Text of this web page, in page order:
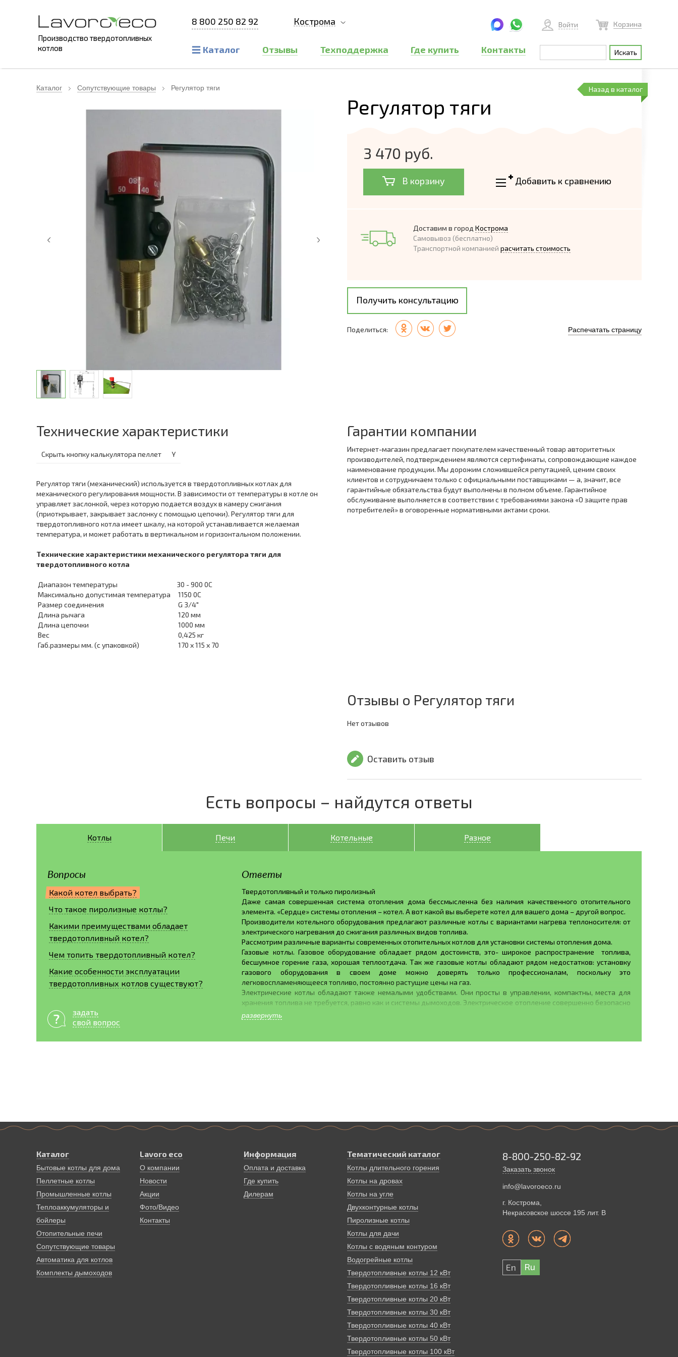
Производство твердотопливных
котлов
8 800 250 82 92 Кострома Войти Корзина
Каталог Отзывы Техподдержка Где купить Контакты
Каталог Сопутствующие товары Регулятор тяги Назад в каталог
Регулятор тяги
3 470 руб.
В корзину Добавить к сравнению
Доставим в город Кострома
Самовывоз (бесплатно)
Транспортной компанией расчитать стоимость
Получить консультацию
Поделиться: Распечатать страницу
Технические характеристики
Скрыть кнопку калькулятора пеллет Y
Регулятор тяги (механический) используется в твердотопливных котлах для
механического регулирования мощности. В зависимости от температуры в котле он
управляет заслонкой, через которую подается воздух в камеру сжигания
(приоткрывает, закрывает заслонку с помощью цепочки). Регулятор тяги для
твердотопливного котла имеет шкалу, на которой устанавливается желаемая
температура, и может работать в вертикальном и горизонтальном положении.
Технические характеристики механического регулятора тяги для
твердотопливного котла
Диапазон температуры
30 - 900 0С
Максимально допустимая температура 1150 0С
Размер соединения
G 3/4"
Длина рычага
120 мм
Длина цепочки
1000 мм
Вес
0,425 кг
Габ.размеры мм. (с упаковкой)
170 х 115 х 70
Гарантии компании
Интернет-магазин предлагает покупателем качественный товар авторитетных
производителей, подтверждением являются сертификаты, сопровождающие каждое
наименование продукции. Мы дорожим сложившейся репутацией, ценим своих
клиентов и сотрудничаем только с официальными поставщиками — а, значит, все
гарантийные обязательства будут выполнены в полном объеме. Гарантийное
обслуживание выполняется в соответствии с требованиями закона «О защите прав
потребителей» в оговоренные нормативными актами сроки.
Отзывы о Регулятор тяги
Нет отзывов
Оставить отзыв
Есть вопросы – найдутся ответы
Котлы Печи Котельные Разное
Вопросы
Какой котел выбрать?
Что такое пиролизные котлы?
Какими преимуществами обладает
твердотопливный котел?
Чем топить твердотопливный котел?
Какие особенности эксплуатации
твердотопливных котлов существуют?
задать
свой вопрос
Ответы
Твердотопливный и только пиролизный
Даже самая совершенная система отопления дома бессмысленна без наличия качественного отопительного
элемента. «Сердце» системы отопления – котел. А вот какой вы выберете котел для вашего дома – другой вопрос.
Производители котельного оборудования предлагают различные котлы с вариантами нагрева теплоносителя: от
электрического нагревания до сжигания различных видов топлива.
Рассмотрим различные варианты современных отопительных котлов для установки системы отопления дома.
Газовые котлы. Газовое оборудование обладает рядом достоинств, это- широкое распространение топлива,
бесшумное горение газа, хорошая теплоотдача. Так же газовые котлы обладают рядом недостатков: установку
газового оборудования в своем доме можно доверять только профессионалам, поскольку это
легковоспламеняющееся топливо, постоянно растущие цены на газ.
Электрические котлы обладают также немалыми удобствами. Они просты в управлении, компактны, места для
хранения топлива не требуется, равно как и системы дымоходов. Электрическое отопление совершенно безопасно
для окружающей среды. Но и у электрических котлов есть свои минусы. Во-первых, это дороговизна ресурса. Во-
вторых, электричество есть не везде, где-то случаются частые перебои с подачей электроэнергии, которые могут
подходит не для всех регионов.
пиролизных котлов достигает 85%. Эти котлы имеют терморегуляторы и надежные системы безопасности. Время
развернуть
Каталог
Бытовые котлы для дома
Пеллетные котлы
Промышленные котлы
Теплоаккумуляторы и
бойлеры
Отопительные печи
Сопутствующие товары
Автоматика для котлов
Комплекты дымоходов
Lavoro eco
О компании
Новости
Акции
Фото/Видео
Контакты
Информация
Оплата и доставка
Где купить
Дилерам
Тематический каталог
Котлы длительного горения
Котлы на дровах
Котлы на угле
Двухконтурные котлы
Пиролизные котлы
Котлы для дачи
Котлы с водяным контуром
Водогрейные котлы
Твердотопливные котлы 12 кВт
Твердотопливные котлы 16 кВт
Твердотопливные котлы 20 кВт
Твердотопливные котлы 30 кВт
Твердотопливные котлы 40 кВт
Твердотопливные котлы 50 кВт
Твердотопливные котлы 100 кВт
8-800-250-82-92
Заказать звонок
info@lavoroeco.ru
г. Кострома,
Некрасовское шоссе 195 лит. В
En Ru